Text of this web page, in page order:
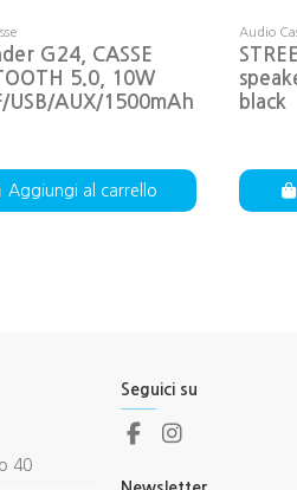
G24, CASSE
5.0, 10W
USB/AUX/1500mAh
Aggiungi al carrello
Audio
black
40
Seguici su